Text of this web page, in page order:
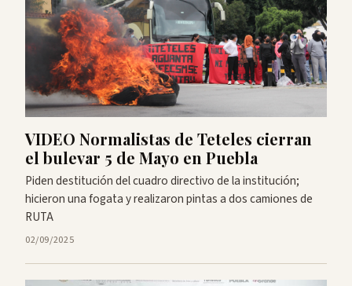
VIDEO Normalistas de Teteles cierran
el bulevar 5 de Mayo en Puebla
Piden destitución del cuadro directivo de la institución;
hicieron una fogata y realizaron pintas a dos camiones de
RUTA
02/09/2025